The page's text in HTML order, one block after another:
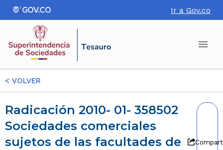
Ir a Gov.co
< VOLVER
Radicación 2010- 01- 358502
Sociedades comerciales
sujetos de las facultades de